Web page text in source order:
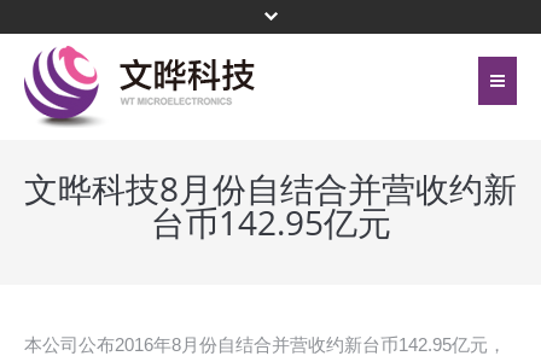
代理产品线
公司治理
联络我们
隐私权保护政策
文晔科技8月份自结合并营收约新
台币142.95亿元
本公司公布2016年8月份自结合并营收约新台币142.95亿元，